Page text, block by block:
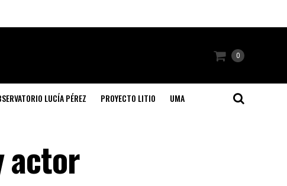
0
LUCÍA PÉREZ PROYECTO LITIO UMA
actor